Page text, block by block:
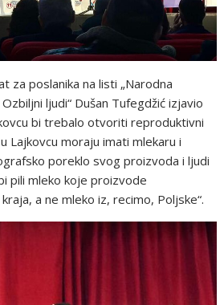
za poslanika na listi „Narodna
ljudi“ Dušan Tufegdžić izjavio
bi trebalo otvoriti reproduktivni
Lajkovcu moraju imati mlekaru i
poreklo svog proizvoda i ljudi
pili mleko koje proizvode
a ne mleko iz, recimo, Poljske“.